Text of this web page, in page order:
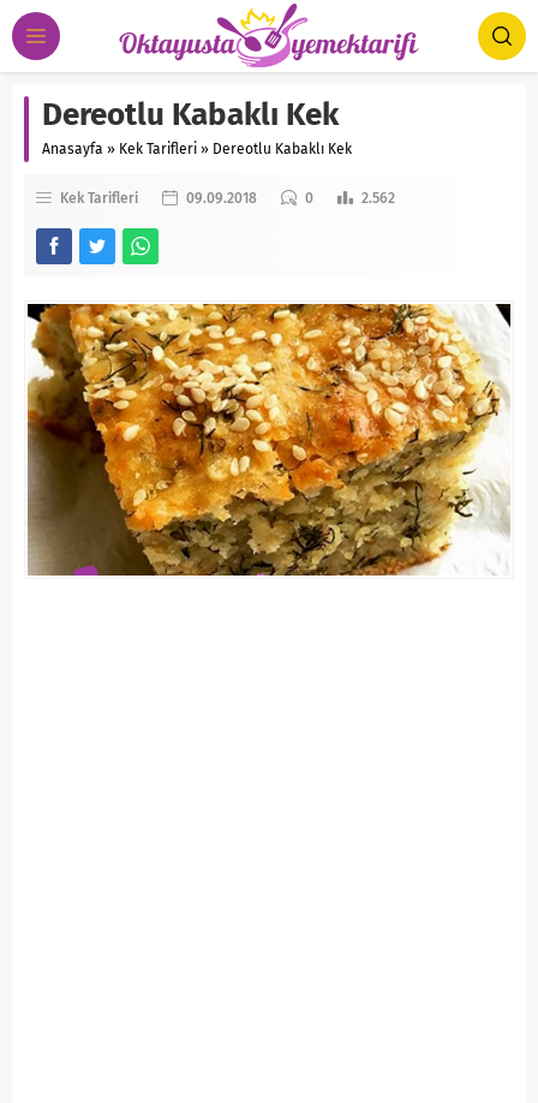
Dereotlu Kabaklı Kek
Anasayfa » Kek Tarifleri » Dereotlu Kabaklı Kek
Kek Tarifleri 09.09.2018 0 2.562